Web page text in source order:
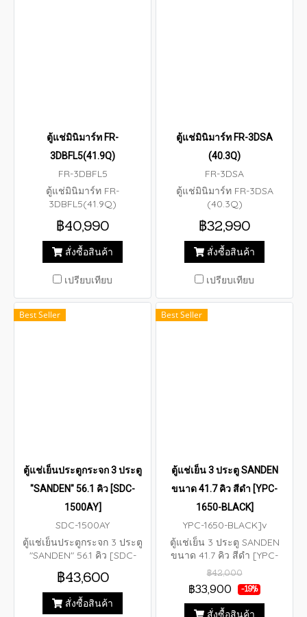
ตู้แช่มินิมาร์ท FR-
3DBFL5(41.9Q)
FR-3DBFL5
ตู้แช่มินิมาร์ท FR-
3DBFL5(41.9Q)
฿40,990
สั่งซื้อสินค้า
เปรียบเทียบ
ตู้แช่มินิมาร์ท FR-3DSA
(40.3Q)
FR-3DSA
ตู้แช่มินิมาร์ท FR-3DSA
(40.3Q)
฿32,990
สั่งซื้อสินค้า
เปรียบเทียบ
Best Seller
ตู้แช่เย็นประตูกระจก 3 ประตู
"SANDEN" 56.1 คิว [SDC-
1500AY]
SDC-1500AY
ตู้แช่เย็นประตูกระจก 3 ประตู
"SANDEN" 56.1 คิว [SDC-
1500AY] ขนาดความจุ 1,590
ลิตร / 56.1 คิว ขนาด
(กว้างxลึกxสูง) 180 x 68 x 205
ซม.
฿43,600
สั่งซื้อสินค้า
Best Seller
ตู้แช่เย็น 3 ประตู SANDEN
ขนาด 41.7 คิว สีดำ [YPC-
1650-BLACK]
YPC-1650-BLACK]v
ตู้แช่เย็น 3 ประตู SANDEN
ขนาด 41.7 คิว สีดำ [YPC-
1650-BLACK] ขนาดตู้ (กว้าง x
ลึก x สูง) 165.0 x 60.0 x
200.0 ซม ขนาดความจุ : 42.4
คิว (1,200 ลิตร)
฿42,000
฿33,900 -19%
สั่งซื้อสินค้า